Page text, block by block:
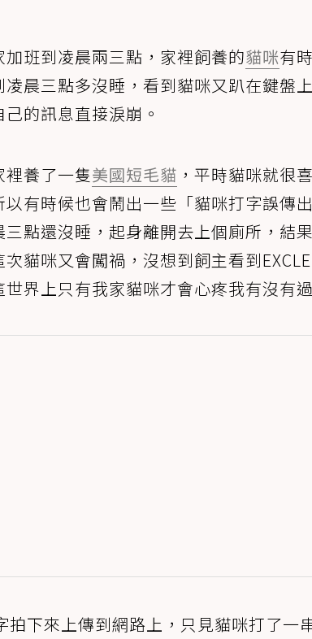
班到凌晨兩三點，家裡飼養的貓咪有
晨三點多沒睡，看到貓咪又趴在鍵盤
的訊息直接淚崩。
裡養了一隻美國短毛貓 ，平時貓咪就很
有時候也會鬧出一些「貓咪打字誤傳
點還沒睡，起身離開去上個廁所，結
貓咪又會闖禍，沒想到飼主看到
界上只有我家貓咪才會心疼我有沒有
拍下來上傳到網路上，只見貓咪打了一